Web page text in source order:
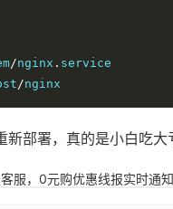
/nginx . service
/nginx
新部署，真的是小白吃大
服，0元购优惠线报实时通知